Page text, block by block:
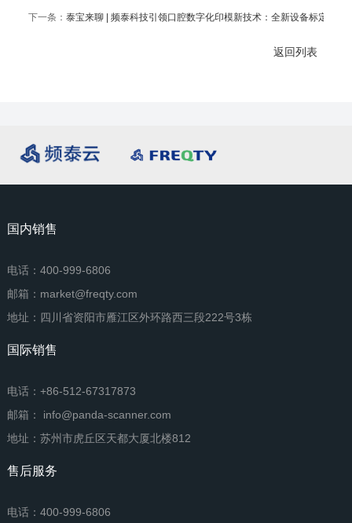
下一条： 泰宝来聊 | 频泰科技引领口腔数字化印模新技术：全新设备标定算
返回列表
国内销售
电话：400-999-6806
邮箱：market@freqty.com
地址：四川省资阳市雁江区外环路西三段222号3栋
国际销售
电话：+86-512-67317873
邮箱： info@panda-scanner.com
地址：苏州市虎丘区天都大厦北楼812
售后服务
电话：400-999-6806